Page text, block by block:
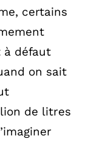
certains
à défaut
on sait
de litres